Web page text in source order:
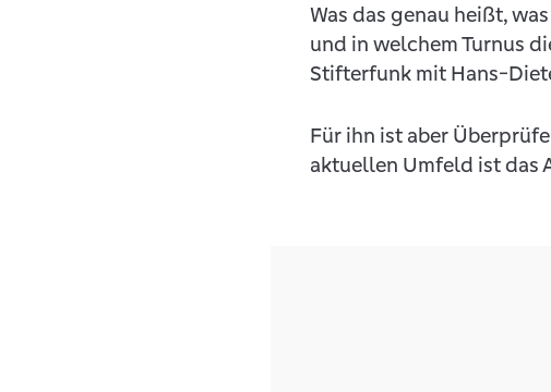
Was das genau heißt,
und in welchem Turnus
Stifterfunk mit Hans-
Für ihn ist aber
aktuellen Umfeld ist das